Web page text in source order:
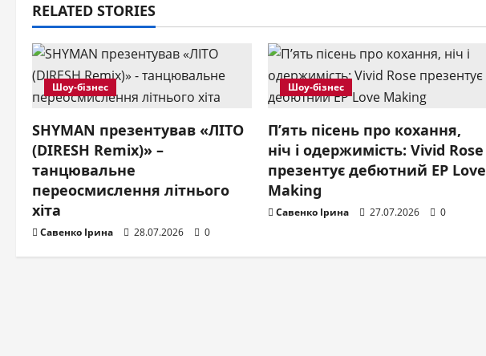
n
a
v
i
g
a
t
i
RELATED STORIES
Шоу-бізнес
SHYMAN презентував «ЛІТО
(DIRESH Remix)» –
танцювальне
переосмислення літнього
хіта
Савенко Ірина 28.07.2026 0
Шоу-бізнес
П’ять пісень про кохання,
ніч і одержимість: Vivid Rose
презентує дебютний EP Love
Making
Савенко Ірина 27.07.2026 0